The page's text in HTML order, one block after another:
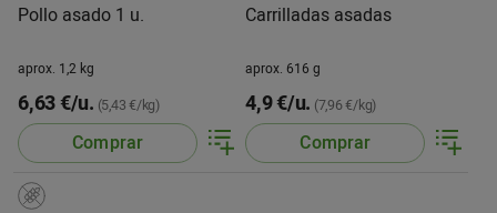
Pollo asado 1 u.
aprox. 1,2 kg
6,63 €/u. (5,43 €/kg)
Comprar
Carrilladas asadas
aprox. 616 g
4,9 €/u. (7,96 €/kg)
Comprar